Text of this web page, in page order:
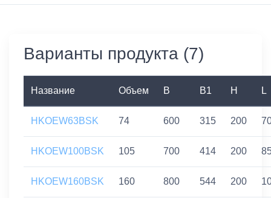
Варианты продукта (7)
Название Объем B B1 H L
HKOEW63BSK 74 600 315 200
HKOEW100BSK 105 700 414 200
HKOEW160BSK 160 800 544 200